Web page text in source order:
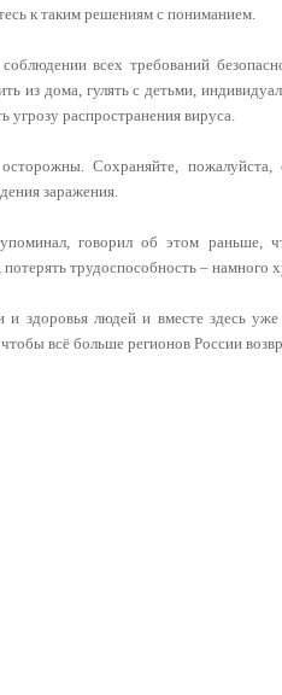
к таким решениям с пониманием.
всех требований
из дома, гулять с детьми,
угрозу распространения вируса.
Сохраняйте,
заражения.
говорил об этом раньше,
потерять трудоспособность – намного
здоровья людей и вместе здесь
всё больше регионов России